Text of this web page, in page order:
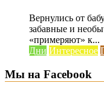
Вернулись от
забавные и
«примеряют» к...
Дни Интересное
Мы на Facebook